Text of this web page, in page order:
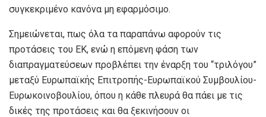
συγκεκριμένο κανόνα μη εφαρμόσιμο.
Σημειώνεται, πως όλα τα παραπάνω αφορούν τις
προτάσεις του ΕΚ, ενώ η επόμενη φάση των
διαπραγματεύσεων προβλέπει την έναρξη του “τριλόγου”
μεταξύ Ευρωπαϊκής Επιτροπής-Ευρωπαϊκού Συμβουλίου-
Ευρωκοινοβουλίου, όπου η κάθε πλευρά θα πάει με τις
δικές της προτάσεις και θα ξεκινήσουν οι